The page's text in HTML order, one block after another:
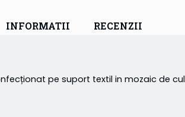
INFORMATII RECENZII
pe suport textil in mozaic de